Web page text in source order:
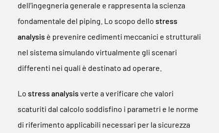
dell’ingegneria generale e rappresenta la scienza
fondamentale del piping. Lo scopo dello stress
analysis è prevenire cedimenti meccanici e strutturali
nel sistema simulando virtualmente gli scenari
differenti nei quali è destinato ad operare.
Lo stress analysis verte a verificare che valori
scaturiti dal calcolo soddisfino i parametri e le norme
di riferimento applicabili necessari per la sicurezza